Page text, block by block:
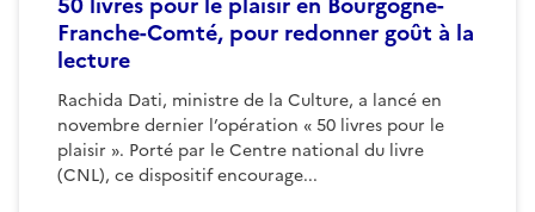
Franche-Comté, pour redonner goût à la
lecture
Rachida Dati, ministre de la Culture, a lancé en
novembre dernier l’opération « 50 livres pour le
plaisir ». Porté par le Centre national du livre
(CNL), ce dispositif encourage...